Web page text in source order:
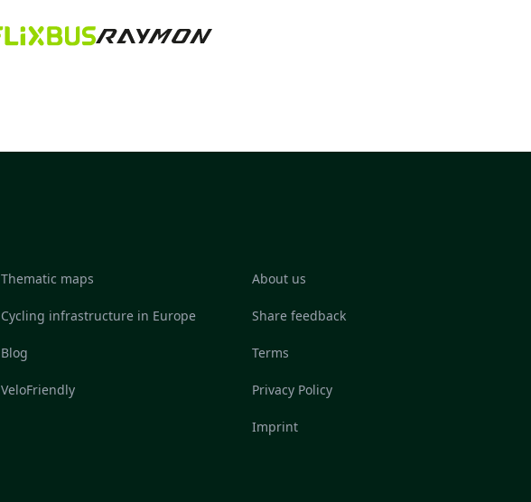
Thematic maps
Cycling infrastructure in Europe
Blog
VeloFriendly
About us
Share feedback
Terms
Privacy Policy
Imprint